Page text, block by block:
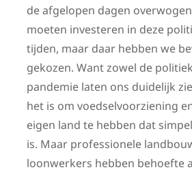
de afgelopen dagen
moeten investeren in deze
tijden, maar daar hebben we
gekozen. Want zowel de
pandemie laten ons duidelijk
het is om voedselvoorziening
eigen land te hebben dat
is. Maar professionele
loonwerkers hebben behoefte